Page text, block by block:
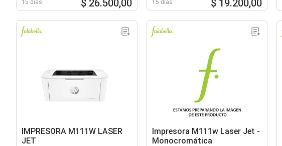
15 días $ 26.500,00 15 días $ 19.200,00
IMPRESORA M111W LASER
JET
Impresora M111w Laser Jet -
Monocromática